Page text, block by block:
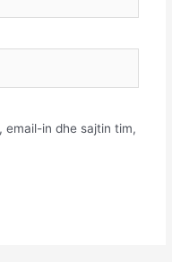
email-in dhe sajtin tim,